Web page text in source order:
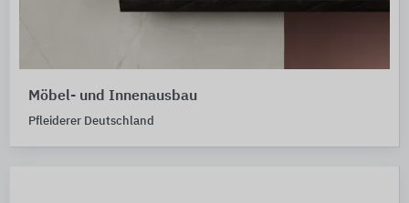
Möbel- und Innenausbau
Pfleiderer Deutschland